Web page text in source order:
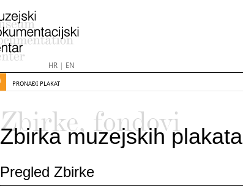
HR| EN
PRONAĐI PLAKAT
Zbirke, fondovi
Zbirka muzejskih plakata
Pregled Zbirke